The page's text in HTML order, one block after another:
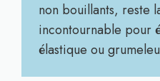
non bouillants, reste
incontournable pour
élastique ou